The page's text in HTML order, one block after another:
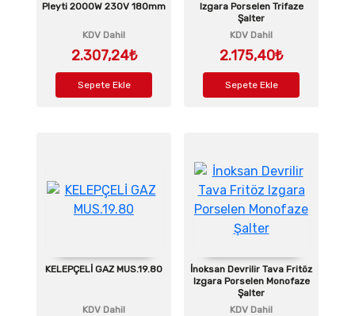
Pleyti 2000W 230V 180mm
KDV Dahil
2.307,24₺
Sepete Ekle
Izgara Porselen Trifaze
Şalter
KDV Dahil
2.175,40₺
Sepete Ekle
KELEPÇELİ GAZ MUS.19.80
KDV Dahil
İnoksan Devrilir Tava Fritöz
Izgara Porselen Monofaze
Şalter
KDV Dahil